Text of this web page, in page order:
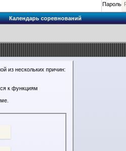
Пароль
Календарь соревнований
из нескольких причин:
к функциям